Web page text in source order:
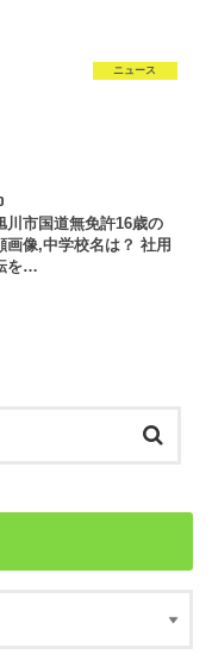
ニュース
川市国道無免許16歳の
画像,中学校名は？ 社用
を…